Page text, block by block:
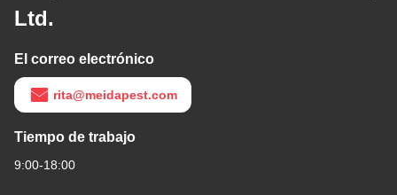
Ltd.
El correo electrónico
rita@meidapest.com
Tiempo de trabajo
9:00-18:00